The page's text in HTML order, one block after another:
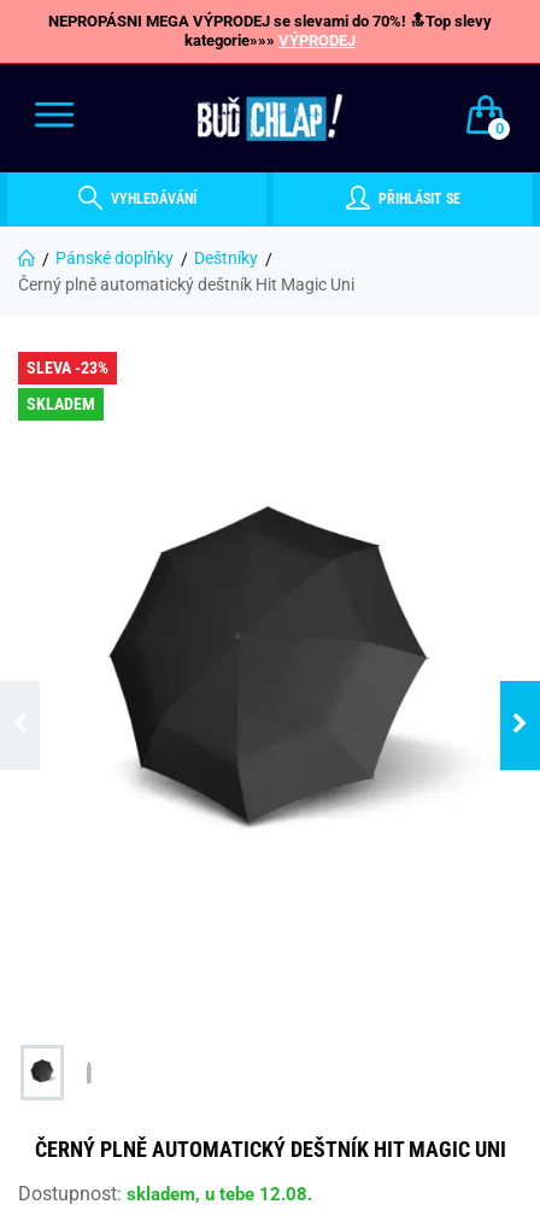
NEPROPÁSNI MEGA VÝPRODEJ se slevami do 70%! 🔝Top slevy
kategorie»»» VÝPRODEJ
0
VYHLEDÁVÁNÍ PŘIHLÁSIT SE
Pánské doplňky
Deštníky
Černý plně automatický deštník Hit Magic Uni
SLEVA -23%
SKLADEM
ČERNÝ PLNĚ AUTOMATICKÝ DEŠTNÍK HIT MAGIC UNI
Dostupnost: skladem, u tebe 12.08.